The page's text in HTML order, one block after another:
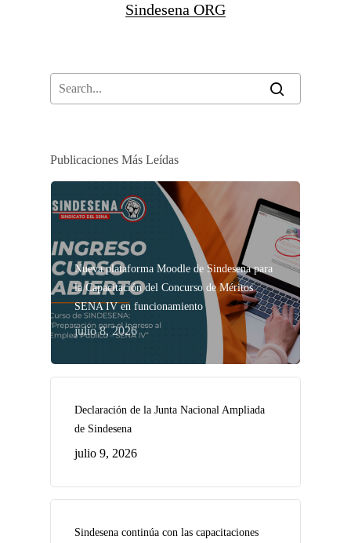
Sindesena ORG
Publicaciones Más Leídas
Nueva plataforma Moodle de Sindesena para
la Capacitación del Concurso de Méritos
SENA IV en funcionamiento
julio 8, 2026
Declaración de la Junta Nacional Ampliada
de Sindesena
julio 9, 2026
Sindesena continúa con las capacitaciones